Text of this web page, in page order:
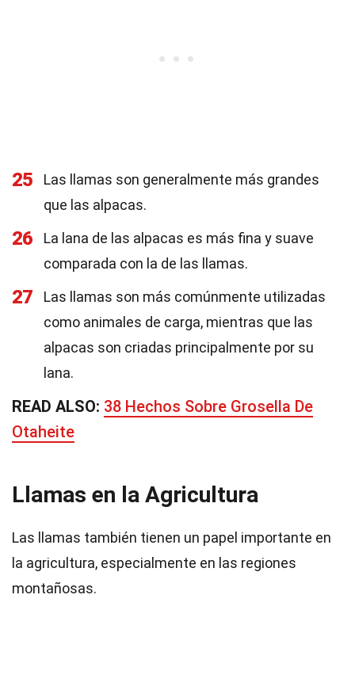
25
Las llamas son generalmente más grandes
que las alpacas.
26
La lana de las alpacas es más fina y suave
comparada con la de las llamas.
27
Las llamas son más comúnmente utilizadas
como animales de carga, mientras que las
alpacas son criadas principalmente por su
lana.
READ ALSO: 38 Hechos Sobre Grosella De
Otaheite
Llamas en la Agricultura
Las llamas también tienen un papel importante en
la agricultura, especialmente en las regiones
montañosas.